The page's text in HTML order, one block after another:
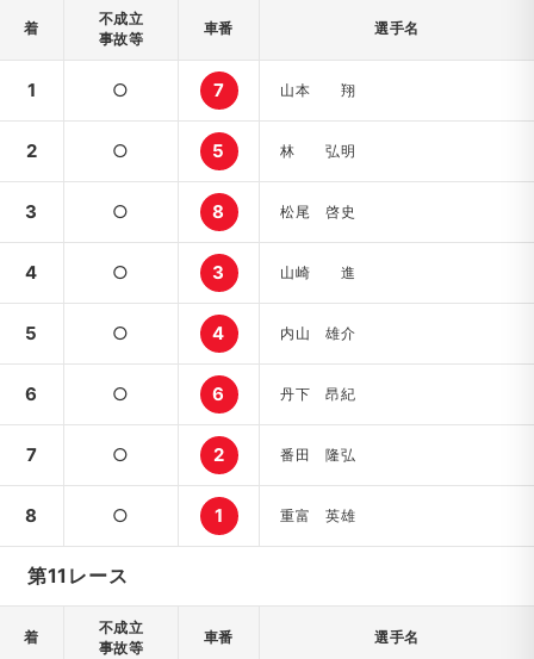
着
不成立
事故等
車番 選手名
1 ○ 7 山本 翔
2 ○ 5 林 弘明
3 ○ 8 松尾 啓史
4 ○ 3 山崎 進
5 ○ 4 内山 雄介
6 ○ 6 丹下 昂紀
7 ○ 2 番田 隆弘
8 ○ 1 重富 英雄
第11レース
着
不成立
事故等
車番 選手名